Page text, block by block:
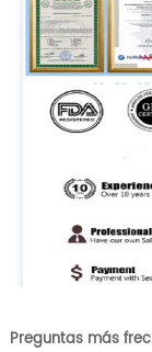
Preguntas más